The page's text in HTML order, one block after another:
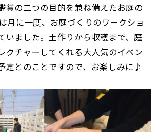
賞の二つの目的を兼ね備えたお庭の
月に一度、お庭づくりのワークショ
いました。土作りから収穫まで、庭
クチャーしてくれる大人気のイベン
定とのことですので、お楽しみに♪